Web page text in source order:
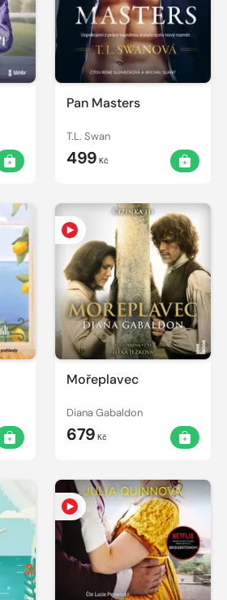
Pan Masters
T.L. Swan
499 Kč
Mořeplavec
Diana Gabaldon
679 Kč